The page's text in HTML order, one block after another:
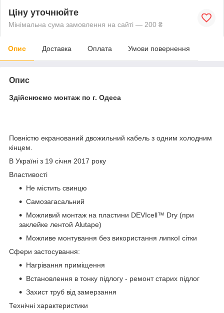
Ціну уточнюйте
Мінімальна сума замовлення на сайті — 200 ₴
Опис Доставка Оплата Умови повернення
Опис
Здійснюємо монтаж по г. Одеса
Повністю екранований двожильний кабель з одним холодним
кінцем.
В Україні з 19 січня 2017 року
Властивості
Не містить свинцю
Самозагасальний
Можливий монтаж на пластини DEVIcell™ Dry (при
заклейке лентой Alutape)
Можливе монтування без використання липкої сітки
Сфери застосування:
Нагрівання приміщення
Встановлення в тонку підлогу - ремонт старих підлог
Захист труб від замерзання
Технічні характеристики